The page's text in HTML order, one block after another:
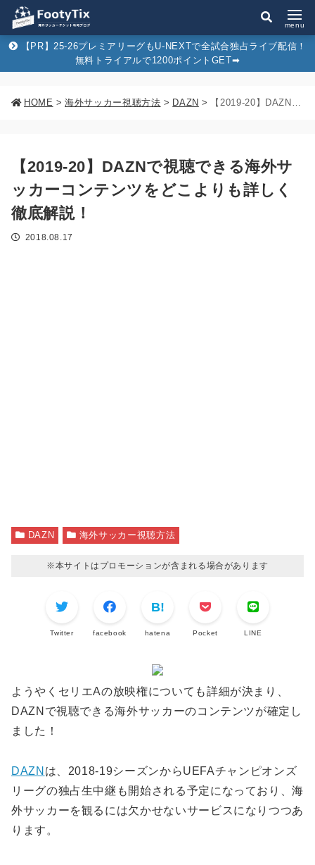
menu
【PR】25-26プレミアリーグもU-NEXTで全試合独占ライブ配信！
無料トライアルで1200ポイントGET➡︎
HOME > 海外サッカー視聴方法 > DAZN > 【2019-20】DAZNで視聴できる海外サッカーコンテンツをどこよりも詳しく徹底解説！
【2019-20】DAZNで視聴できる海外サ
ッカーコンテンツをどこよりも詳しく
徹底解説！
2018.08.17
DAZN 海外サッカー視聴方法
※本サイトはプロモーションが含まれる場合があります
Twitter facebook hatena Pocket LINE
ようやくセリエAの放映権についても詳細が決まり、
DAZNで視聴できる海外サッカーのコンテンツが確定し
ました！
DAZN は、2018-19シーズンからUEFAチャンピオンズ
リーグの独占生中継も開始される予定になっており、海
外サッカーを観るには欠かせないサービスになりつつあ
ります。